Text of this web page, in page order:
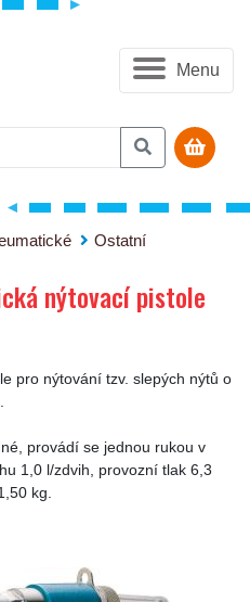
Menu
Ostatní
pistole HAZET 9037SPC
nýtovací pistole
pro nýtování tzv. slepých nýtů o
provádí se jednou rukou v
1,0 l/zdvih, provozní tlak 6,3
kg.